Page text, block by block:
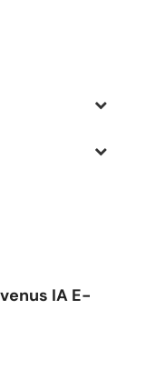
IA E-